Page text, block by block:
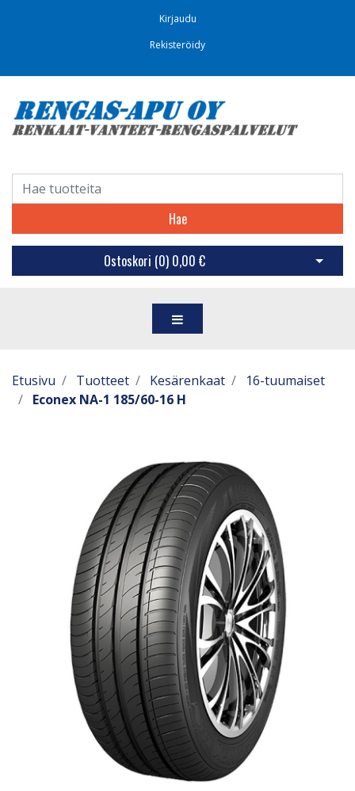
Kirjaudu
Rekisteröidy
Hae
Ostoskori (0) 0,00 € Avaa
Etusivu Tuotteet Kesärenkaat
16-tuumaiset
Econex NA-1 185/60-16 H